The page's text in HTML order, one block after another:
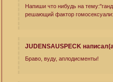
Напиши что нибудь на
решающий фактор
JUDENSAUSPECK
Браво, вуду, аплодисменты!